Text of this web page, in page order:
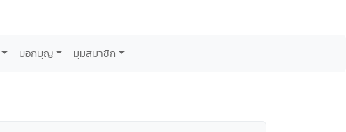
บอกบุญ มุมสมาชิก